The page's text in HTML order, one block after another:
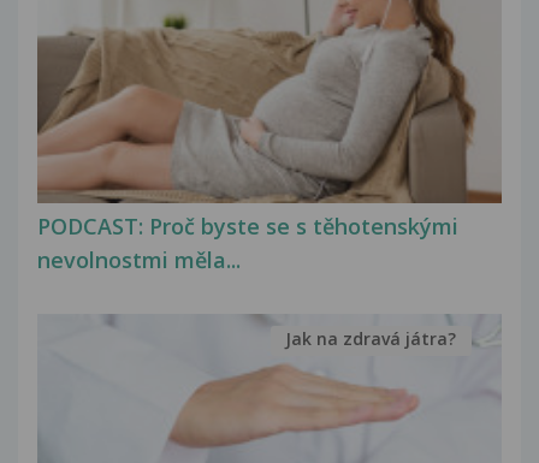
PODCAST: Proč byste se s těhotenskými
nevolnostmi měla...
Jak na zdravá játra?